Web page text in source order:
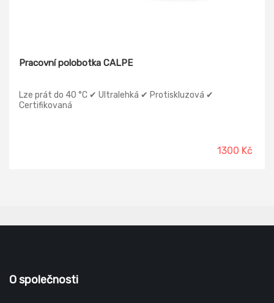
Pracovní polobotka CALPE
Lze prát do 40 °C ✔ Ultralehká ✔ Protiskluzová ✔
Certifikovaná
1300 Kč
O společnosti